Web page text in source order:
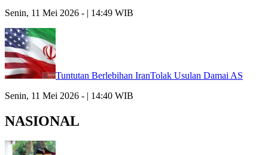
Senin, 11 Mei 2026 - | 14:49 WIB
Tuntutan Berlebihan IranTolak Usulan Damai AS
Senin, 11 Mei 2026 - | 14:40 WIB
NASIONAL